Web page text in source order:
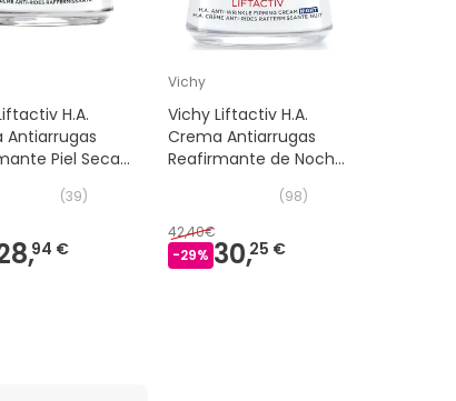
H.A.
Antiarrugas
Piel Seca
(39)
94 €
Vichy
Vichy Liftactiv H.A.
Crema Antiarrugas
Reafirmante de Noche
(98)
42,40€
-29% 30,25 €